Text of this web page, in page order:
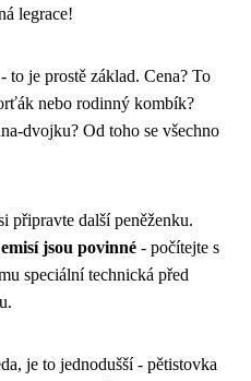
legrace!
- to je prostě základ. Cena? To
nebo rodinný kombík?
dvojku? Od toho se všechno
připravte další peněženku.
jsou povinné - počítejte s
speciální technická před
je to jednodušší - pětistovka